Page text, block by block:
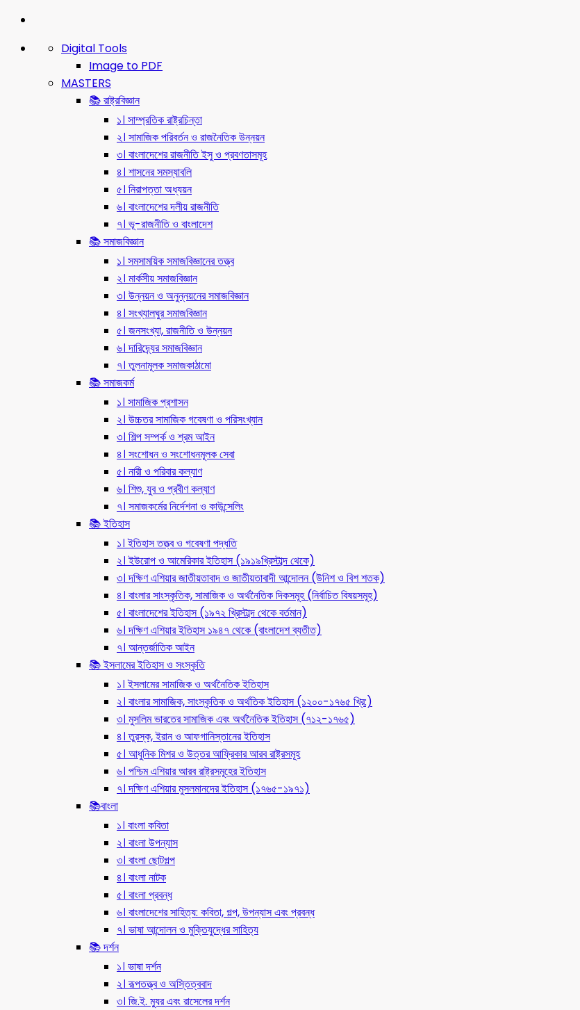
Digital Tools
Image to PDF
MASTERS
📚 রাষ্ট্রবিজ্ঞান
১। সাম্প্রতিক রাষ্ট্রচিন্তা
২। সামাজিক পরিবর্তন ও রাজনৈতিক উন্নয়ন
৩। বাংলাদেশের রাজনীতি ইসু ও প্রবণতাসমূহ
৪। শাসনের সমস্যাবলি
৫। নিরাপত্তা অধ্যয়ন
৬। বাংলাদেশের দলীয় রাজনীতি
৭। ভূ-রাজনীতি ও বাংলাদেশ
📚 সমাজবিজ্ঞান
১। সমসাময়িক সমাজবিজ্ঞানের তত্ত্ব
২। মার্কসীয় সমাজবিজ্ঞান
৩। উন্নয়ন ও অনুন্নয়নের সমাজবিজ্ঞান
৪। সংখ্যালঘুর সমাজবিজ্ঞান
৫। জনসংখ্যা, রাজনীতি ও উন্নয়ন
৬। দারিদ্র্যের সমাজবিজ্ঞান
৭। তুলনামূলক সমাজকাঠামো
📚 সমাজকর্ম
১। সামাজিক প্রশাসন
২। উচ্চতর সামাজিক গবেষণা ও পরিসংখ্যান
৩। শিল্প সম্পর্ক ও শ্রম আইন
৪। সংশোধন ও সংশোধনমূলক সেবা
৫। নারী ও পরিবার কল্যাণ
৬। শিশু, যুব ও প্রবীণ কল্যাণ
৭। সমাজকর্মের নির্দেশনা ও কাউন্সেলিং
📚 ইতিহাস
১। ইতিহাস তত্ত্ব ও গবেষণা পদ্ধতি
২। ইউরোপ ও আমেরিকার ইতিহাস (১৯১৯খ্রিস্টাব্দ থেকে)
৩। দক্ষিণ এশিয়ার জাতীয়তাবাদ ও জাতীয়তাবাদী আন্দোলন (উনিশ ও বিশ শতক)
৪। বাংলার সাংস্কৃতিক, সামাজিক ও অর্থনৈতিক দিকসমূহ (নির্বাচিত বিষয়সমূহ)
৫। বাংলাদেশের ইতিহাস (১৯৭২ খ্রিস্টাব্দ থেকে বর্তমান)
৬। দক্ষিণ এশিয়ার ইতিহাস ১৯৪৭ থেকে (বাংলাদেশ ব্যতীত)
৭। আন্তর্জাতিক আইন
📚 ইসলামের ইতিহাস ও সংস্কৃতি
১। ইসলামের সামাজিক ও অর্থনৈতিক ইতিহাস
২। বাংলার সামাজিক, সাংস্কৃতিক ও অর্থতিক ইতিহাস (১২০০-১৭৬৫ খ্রি:)
৩। মুসলিম ভারতের সামাজিক এবং অর্থনৈতিক ইতিহাস (৭১২-১৭৬৫)
৪। তুরস্ক, ইরান ও আফগানিস্তানের ইতিহাস
৫। আধুনিক মিশর ও উত্তর আফ্রিকার আরব রাষ্ট্রসমূহ
৬। পশ্চিম এশিয়ার আরব রাষ্ট্রসমূহের ইতিহাস
৭। দক্ষিণ এশিয়ার মুসলমানদের ইতিহাস (১৭৬৫-১৯৭১)
📚বাংলা
১। বাংলা কবিতা
২। বাংলা উপন্যাস
৩। বাংলা ছোটগল্প
৪। বাংলা নাটক
৫। বাংলা প্রবন্ধ
৬। বাংলাদেশের সাহিত্য: কবিতা, গল্প, উপন্যাস এবং প্রবন্ধ
৭। ভাষা আন্দোলন ও মুক্তিযুদ্ধের সাহিত্য
📚 দর্শন
১। ভাষা দর্শন
২। রূপতত্ত্ব ও অস্তিত্ববাদ
৩। জি.ই. ম্যুর এবং রাসেলের দর্শন